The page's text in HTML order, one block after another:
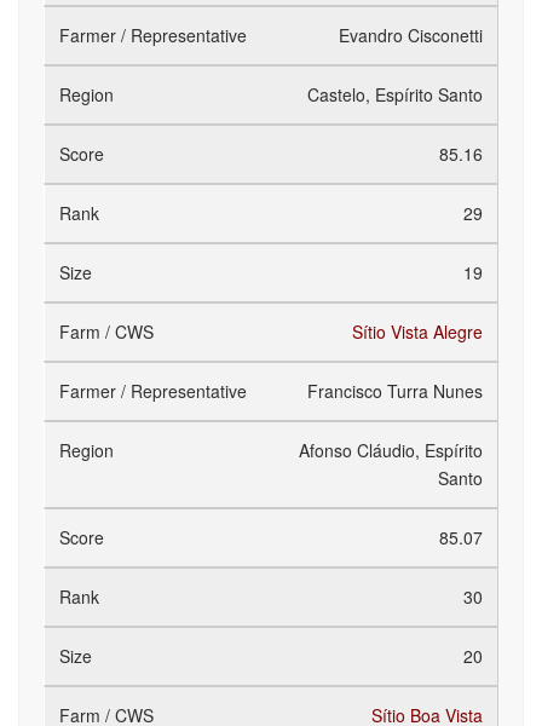
Evandro Cisconetti
Castelo, Espírito Santo
85.16
29
19
Sítio Vista Alegre
Francisco Turra Nunes
Afonso Cláudio, Espírito
Santo
85.07
30
20
Sítio Boa Vista